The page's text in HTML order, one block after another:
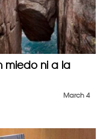
miedo ni a la
March 4